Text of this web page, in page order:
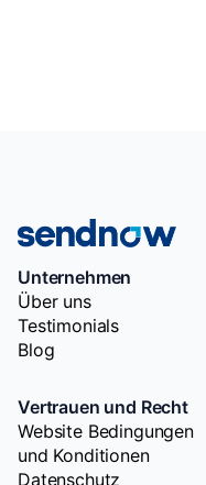
Unternehmen
Über uns
Testimonials
Blog
Vertrauen und Recht
Website Bedingungen
und Konditionen
Datenschutz